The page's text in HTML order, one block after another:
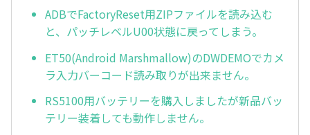
ADBでFactoryReset用ZIPファイルを読み込む
と、パッチレベルU00状態に戻ってしまう。
ET50(Android Marshmallow)のDWDEMOでカメ
ラ入力バーコード読み取りが出来ません。
RS5100用バッテリーを購入しましたが新品バッ
テリー装着しても動作しません。